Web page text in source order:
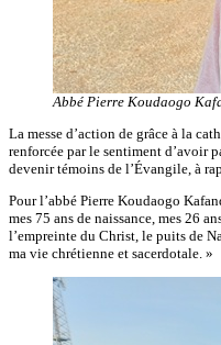
Abbé Pierre Koudaogo
La messe d’action de grâce à la
renforcée par le sentiment d’avoir
devenir témoins de l’Évangile, à
Pour l’abbé Pierre Koudaogo
mes 75 ans de naissance, mes 26
l’empreinte du Christ, le puits de
ma vie chrétienne et sacerdotale. »